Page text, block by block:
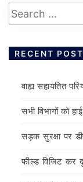
RECENT
वाह्य सहायतित
सभी विभागों को
सड़क सुरक्षा पर
फील्ड विजिट कर